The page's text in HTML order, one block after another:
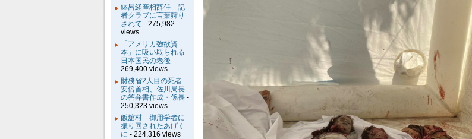
鉢呂経産相辞任 記
者クラブに言葉狩り
されて - 275,982
views
「アメリカ強欲資
本」に吸い取られる
日本国民の老後 -
269,400 views
財務省2人目の死者
安倍首相、佐川局長
の答弁書作成・係長 -
250,323 views
飯舘村 御用学者に
振り回されたあげく
に - 224,316 views